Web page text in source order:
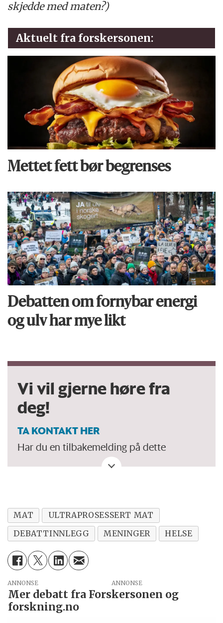
skjedde med maten?)
Aktuelt fra forskersonen:
Mettet fett bør begrenses
Debatten om fornybar energi
og ulv har mye likt
Vi vil gjerne høre fra
deg!
TA KONTAKT HER
Har du en tilbakemelding på dette
debattinnlegget. Eller spørsmål, ros eller
MAT
ULTRAPROSESSERT MAT
DEBATTINNLEGG
MENINGER HELSE
ANNONSE
Mer debatt fra Forskersonen og
forskning.no